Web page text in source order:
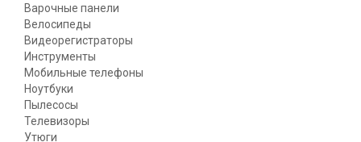
Варочные панели
Велосипеды
Видеорегистраторы
Инструменты
Мобильные телефоны
Ноутбуки
Пылесосы
Телевизоры
Утюги